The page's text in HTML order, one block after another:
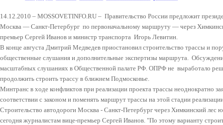
14.12.2010 – MOSSOVETINFO.RU – Правительство России предложит
Москва — Санкт-Петербург по первоначальному маршруту — через
премьер Сергей Иванов и министр транспорта Игорь Левитин.
В конце августа Дмитрий Медведев приостановил строительство трассы и
общественные слушания и дополнительные экспертизы маршрута.
масштабных слушаниях в Общественной палате РФ. ОПРФ не выработало
продолжить строить трассу в ближнем Подмосковье.
Минтранс в ходе конфликтов при реализации проекта трассы неоднократно
соответствии с законом и поменять маршрут трассы на этой стадии
Строительство автодороги Москва - Санкт-Петербург через Химкинский лес
сегодня журналистам вице-премьер Сергей Иванов. "По этому варианту